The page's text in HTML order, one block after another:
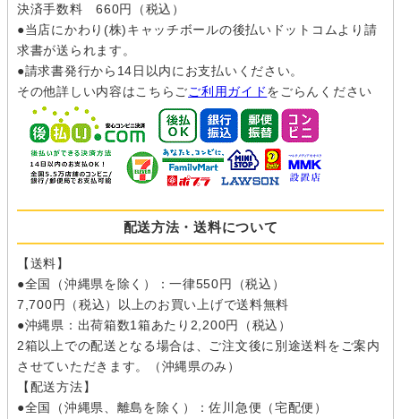
決済手数料 660円（税込）
●当店にかわり(株)キャッチボールの後払いドットコムより請
求書が送られます。
●請求書発行から14日以内にお支払いください。
その他詳しい内容はこちらごご利用ガイドをごらんください
配送方法・送料について
【送料】
●全国（沖縄県を除く）：一律550円（税込）
7,700円（税込）以上のお買い上げで送料無料
●沖縄県：出荷箱数1箱あたり2,200円（税込）
2箱以上での配送となる場合は、ご注文後に別途送料をご案内
させていただきます。（沖縄県のみ）
【配送方法】
●全国（沖縄県、離島を除く）：佐川急便（宅配便）